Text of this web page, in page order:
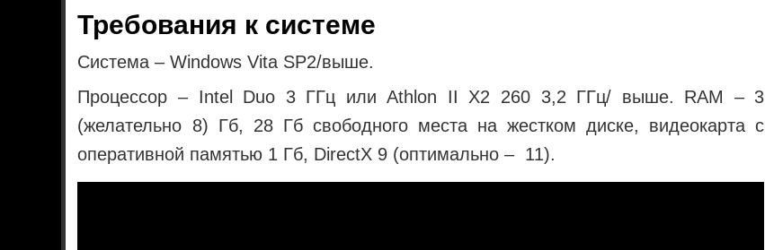
Требования к системе
Система – Windows Vita SP2/выше.
Процессор – Intel Duo 3 ГГц или Athlon II X2 260 3,2 ГГц/ выше. RAM – 3
(желательно 8) Гб, 28 Гб свободного места на жестком диске, видеокарта с
оперативной памятью 1 Гб, DirectX 9 (оптимально – 11).